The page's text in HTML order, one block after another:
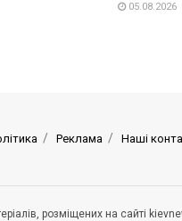
05.08.2026
Реклама Наші
розміщених на сайті